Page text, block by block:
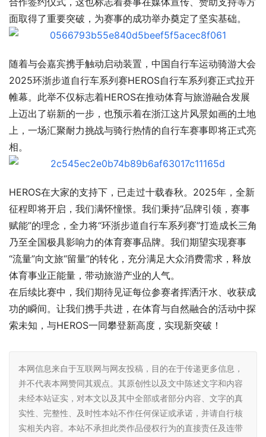
面取得了重要突破，为赛事的成功举办奠定了坚实基础。
随着与会嘉宾携手触动启动装置，中国自行车运动骑游大会
2025环浙步道自行车系列赛HEROS自行车系列赛正式拉开
帷幕。此举不仅标志着HEROS在推动体育与旅游融合发展
上迈出了崭新的一步，也预示着在浙江这片风景如画的土地
上，一场汇聚耐力挑战与骑行热情的自行车赛事即将正式亮
相。
HEROS在大家的支持下，已走过十载春秋。2025年，全新
征程即将开启，我们满怀憧憬。我们秉持“品牌引领，赛事
赋能”的理念，全力将“环浙步道自行车系列赛”打造成长三角
乃至全国极具影响力的体育赛事品牌。我们期望实现赛事
“流量”向文旅“留量”的转化，充分满足大众消费需求，释放
体育事业正能量，带动旅游产业的人气。
在后续比赛中，我们期待见证每位参赛者挥洒汗水、收获成
功的瞬间。让我们携手共进，在体育与自然融合的活动中探
索未知，与HEROS一同攀登新高度，实现新突破！
本网信息来自于互联网与网友投稿，目的在于传递更多信息，
并不代表本网赞同其观点。其原创性以及文中陈述文字和内容
未经本站证实，对本文以及其中全部或者部分内容、文字的真
实性、完整性、及时性本站不作任何保证或承诺，并请自行核
实相关内容。本站不承担此类作品侵权行为的直接责任及连带